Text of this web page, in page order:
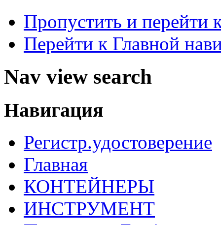
Пропустить и перейти
Перейти к Главной
Nav view search
Навигация
Регистр.удостоверение
Главная
КОНТЕЙНЕРЫ
ИНСТРУМЕНТ